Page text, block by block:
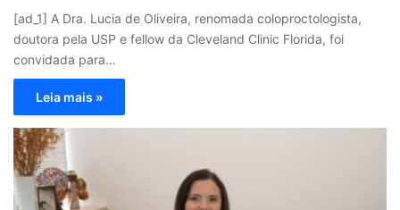
[ad_1] A Dra. Lucia de Oliveira, renomada coloproctologista,
doutora pela USP e fellow da Cleveland Clinic Florida, foi
convidada para…
Leia mais »